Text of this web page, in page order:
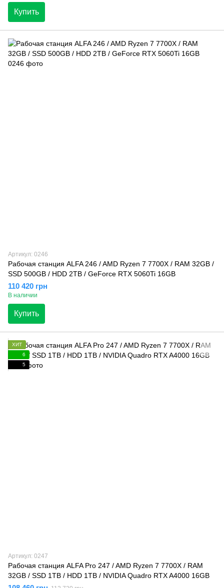
Купить
Артикул: 0246
Рабочая станция ALFA 246 / AMD Ryzen 7 7700X / RAM 32GB /
SSD 500GB / HDD 2TB / GeForce RTX 5060Ti 16GB
110 420 грн
В наличии
Купить
ХИТ
6
5
Артикул: 0247
Рабочая станция ALFA Pro 247 / AMD Ryzen 7 7700X / RAM
32GB / SSD 1TB / HDD 1TB / NVIDIA Quadro RTX A4000 16GB